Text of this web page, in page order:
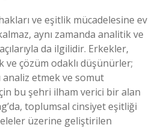
ve eşitlik mücadelesine ev
aynı zamanda analitik ve
da ilgilidir. Erkekler,
çözüm odaklı düşünürler;
etmek ve somut
bu şehri ilham verici bir alan
toplumsal cinsiyet eşitliği
üzerine geliştirilen